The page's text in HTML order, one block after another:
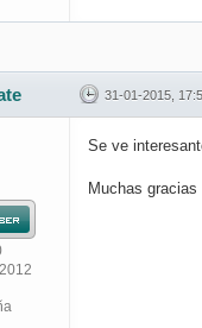
31-01-2015,
Se ve
Muchas gracias